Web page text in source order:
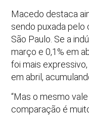
Macedo destaca
sendo puxada
São Paulo. Se a
março e 0,1% em
foi mais
em abril,
“Mas o mesmo
comparação é